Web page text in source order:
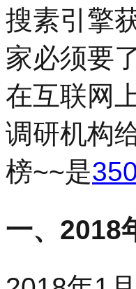
搜素引擎
家必须要
在互联网
调研机构
榜~~是
一、2018